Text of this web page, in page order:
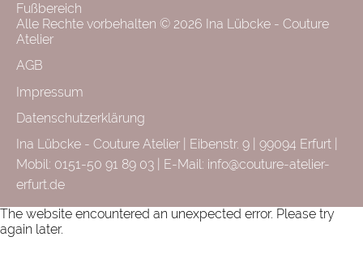
Fußbereich
Alle Rechte vorbehalten © 2026 Ina Lübcke - Couture
Atelier
AGB
Impressum
Datenschutzerklärung
Ina Lübcke - Couture Atelier | Eibenstr. 9 | 99094 Erfurt |
Mobil: 0151-50 91 89 03 | E-Mail: info@couture-atelier-
erfurt.de
The website encountered an unexpected error. Please try
again later.